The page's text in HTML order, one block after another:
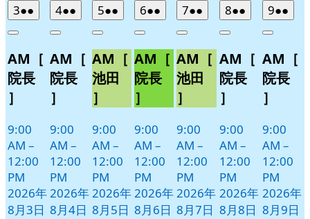
32026
年
月
3
日
●●
件
イ
ベ
Close
AM［
院長
］
9:00
AM –
12:00
PM
2026年
8月3日
42026
年
月
4
日
●●
件
イ
ベ
Close
AM［
院長
］
9:00
AM –
12:00
PM
2026年
8月4日
52026
年
月
5
日
●●
件
イ
ベ
ト)
Close
AM［
池田
］
9:00
AM –
12:00
PM
2026年
8月5日
62026
年
月
6
日
●●
件
イ
ベ
ト)
Close
AM［
院長
］
9:00
AM –
12:00
PM
2026年
8月6日
72026
年
月
7
日
●●
件
イ
ベ
ト)
Close
AM［
池田
］
9:00
AM –
12:00
PM
2026年
8月7日
82026
年
月
8
日
●●
件
イ
ベ
Close
AM［
院長
］
9:00
AM –
12:00
PM
2026年
8月8日
92026
年
月
9
日
●●
件
イ
ベ
Close
AM［
院長
］
9:00
AM –
12:00
PM
2026年
8月9日